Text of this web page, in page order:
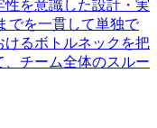
を意識した設計・実
でを一貫して単独で
るボトルネックを把
チーム全体のスルー